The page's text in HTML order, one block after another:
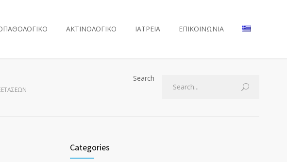
ΑΚΤΙΝΟΛΟΓΙΚΟ ΙΑΤΡΕΙΑ ΕΠΙΚΟΙΝΩΝΙΑ
Search
Categories